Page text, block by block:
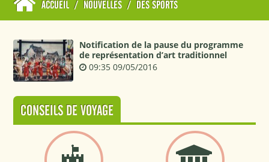
ACCUEIL / NOUVELLES / DES SPORTS
Notification de la pause du programme
de représentation d’art traditionnel
09:35 09/05/2016
CONSEILS DE VOYAGE